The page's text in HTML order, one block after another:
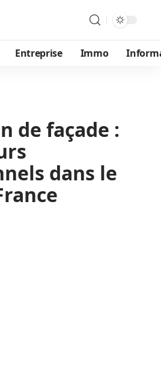
Entreprise Immo
de façade :
dans le